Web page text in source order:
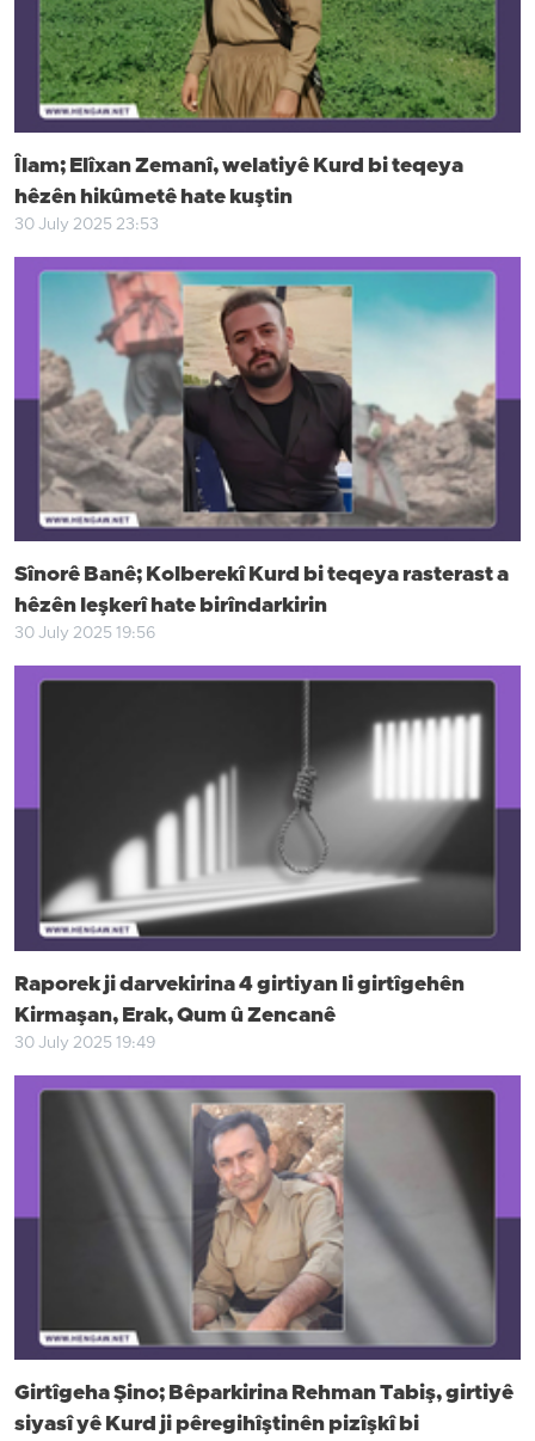
Îlam; Elîxan Zemanî, welatiyê Kurd bi teqeya
hêzên hikûmetê hate kuştin
30 July 2025 23:53
Sînorê Banê; Kolberekî Kurd bi teqeya rasterast a
hêzên leşkerî hate birîndarkirin
30 July 2025 19:56
Raporek ji darvekirina 4 girtiyan li girtîgehên
Kirmaşan, Erak, Qum û Zencanê
30 July 2025 19:49
Girtîgeha Şino; Bêparkirina Rehman Tabiş, girtiyê
siyasî yê Kurd ji pêregihîştinên pizîşkî bi